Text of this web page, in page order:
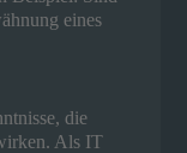
eines
die
Als IT